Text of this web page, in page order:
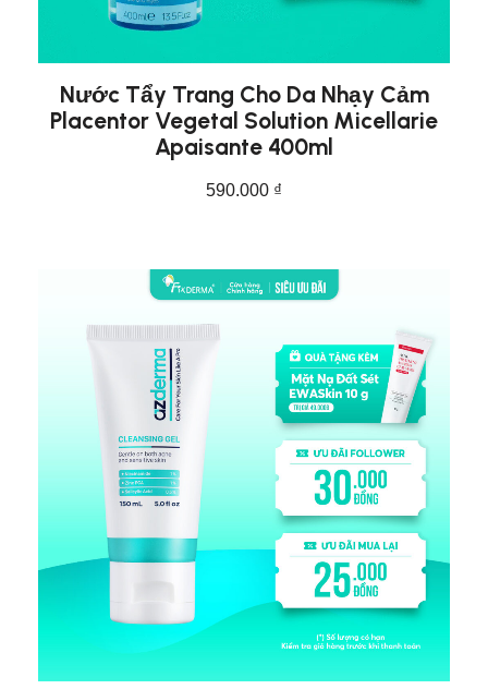
Nước Tẩy Trang Cho Da Nhạy Cảm
Placentor Vegetal Solution Micellarie
Apaisante 400ml
590.000 ₫